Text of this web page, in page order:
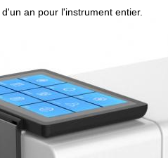
an pour l'instrument entier.